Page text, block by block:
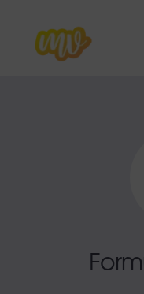
contenu